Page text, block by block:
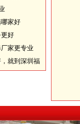
家好
好
家更专业
就到深圳福